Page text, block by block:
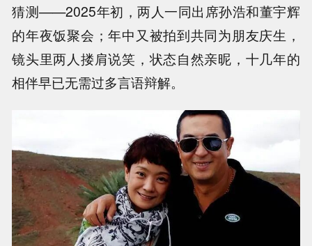
猜测——2025年初，两人一同出席孙浩和董宇辉
的年夜饭聚会；年中又被拍到共同为朋友庆生，
镜头里两人搂肩说笑，状态自然亲昵，十几年的
相伴早已无需过多言语辩解。